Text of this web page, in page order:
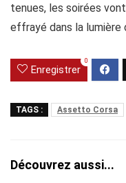
tenues, les soirées
effrayé dans la lumière
Enregistrer
0
TAGS : Assetto Corsa
Découvrez aussi...